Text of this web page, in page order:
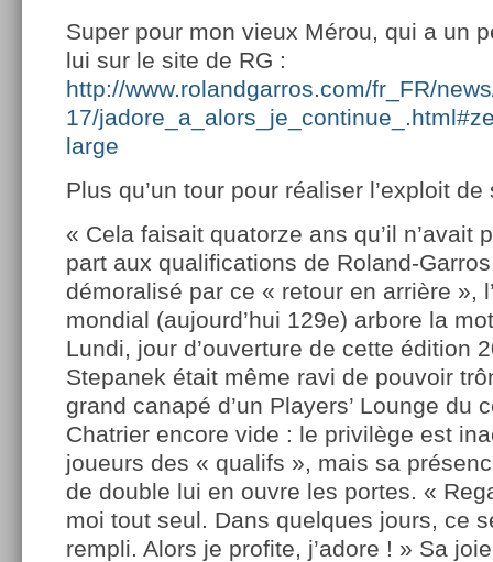
Super pour mon vieux Mérou, qui a un
lui sur le site de RG :
http://www.rolandgarros.com/fr_FR/
17/
large
Plus qu’un tour pour réaliser l’exploit
« Cela faisait quatorze ans qu’il n’avait
part aux qualifications de Roland-
démoralisé par ce « retour en arrière »,
mondial (aujourd’hui 129e) arbore la
Lundi, jour d’ouverture de cette édition
Stepanek était même ravi de pouvoir
grand canapé d’un Players’ Lounge du
Chatrier encore vide : le privilège est
joueurs des « qualifs », mais sa
de double lui en ouvre les portes. «
moi tout seul. Dans quelques jours, ce
rempli. Alors je profite, j’adore ! » Sa